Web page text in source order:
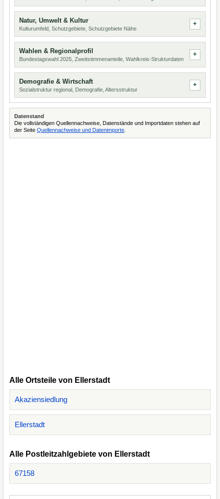
Natur, Umwelt & Kultur
Kulturumfeld, Schutzgebiete, Schutzgebiete Nähe
Wahlen & Regionalprofil
Bundestagswahl 2025, Zweitstimmenanteile, Wahlkreis-Strukturdaten
Demografie & Wirtschaft
Sozialstruktur regional, Demografie, Altersstruktur
Datenstand
Die vollständigen Quellennachweise, Datenstände und Importdaten stehen auf
der Seite Quellennachweise und Datenimporte
Alle Ortsteile von Ellerstadt
Akaziensiedlung
Ellerstadt
Alle Postleitzahlgebiete von Ellerstadt
67158